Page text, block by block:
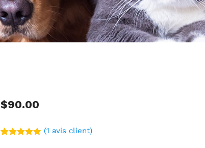
$90.00
(1 avis client)